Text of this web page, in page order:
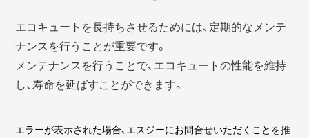
エコキュートを長持ちさせるためには、定期的なメンテ
ナンスを行うことが重要です。
メンテナンスを行うことで、エコキュートの性能を維持
し、寿命を延ばすことができます。
エラーが表示された場合、エスジーにお問合せいただくことを推